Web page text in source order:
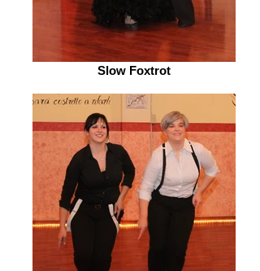
Slow Foxtrot